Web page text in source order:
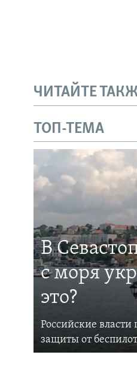
ЧИТАЙТЕ
ТОП-ТЕМА
В
с моря
это?
Российские
защиты от